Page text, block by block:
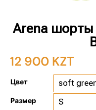
Arena
12 900 KZT
Цвет
Размер